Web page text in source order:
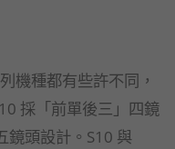
機種都有些許不同，
採「前單後三」四鏡
鏡頭設計。S10 與